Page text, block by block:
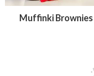
Muffinki Brownies